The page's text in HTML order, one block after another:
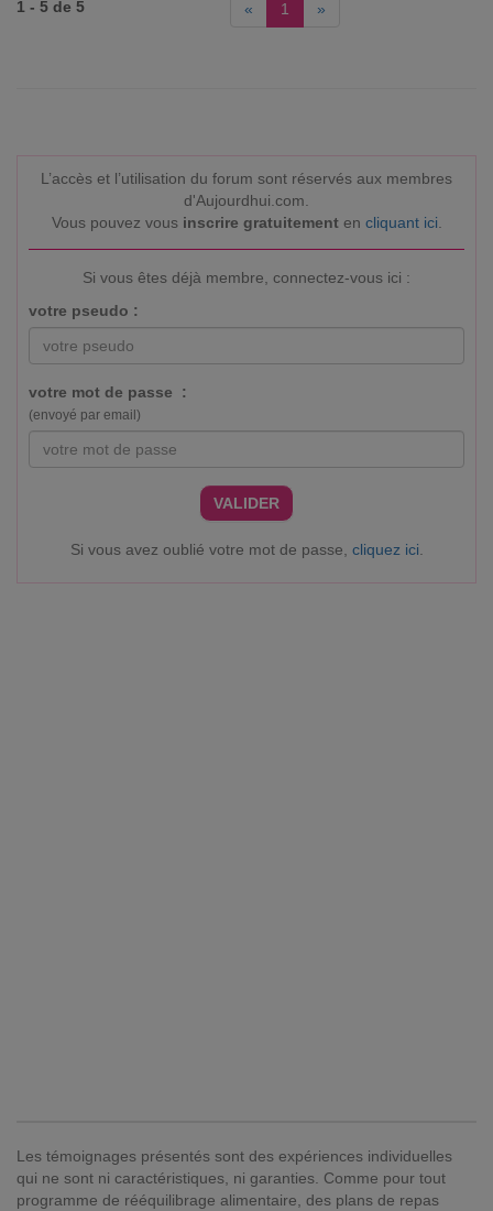
1 - 5 de 5 « 1 »
L’accès et l’utilisation du forum sont réservés aux membres
d'Aujourdhui.com.
Vous pouvez vous inscrire gratuitementen cliquant ici
Si vous êtes déjà membre, connectez-vous ici :
votre pseudo :
votre mot de passe :
(envoyé par email)
VALIDER
Si vous avez oublié votre mot de passe, cliquez ici
Les témoignages présentés sont des expériences individuelles
qui ne sont ni caractéristiques, ni garanties. Comme pour tout
programme de rééquilibrage alimentaire, des plans de repas